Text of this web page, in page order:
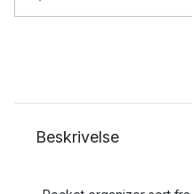
Beskrivelse